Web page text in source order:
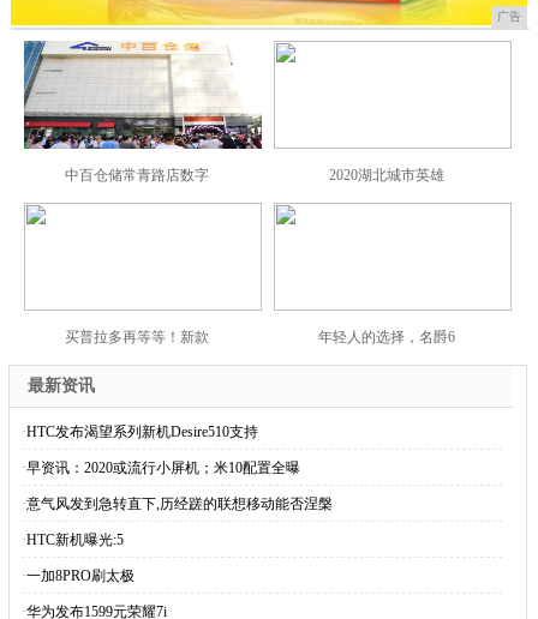
广告
中百仓储常青路店数字 2020湖北城市英雄
买普拉多再等等！新款 年轻人的选择，名爵6
最新资讯
·HTC发布渴望系列新机Desire510支持
·早资讯：2020或流行小屏机；米10配置全曝
·意气风发到急转直下,历经蹉的联想移动能否涅槃
·HTC新机曝光:5
·一加8PRO刷太极
·华为发布1599元荣耀7i